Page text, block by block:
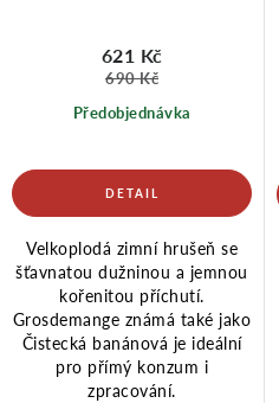
Předobjednávka
621 Kč
690 Kč
Velkoplodá zimní hrušeň se
šťavnatou dužninou a jemnou
kořenitou příchutí.
Grosdemange známá také jako
Čistecká banánová je ideální
pro přímý konzum i
zpracování.